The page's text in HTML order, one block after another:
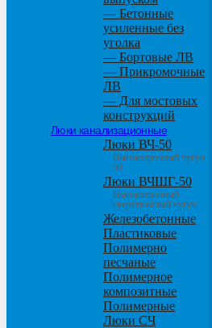
— Бетонные
усиленные без
уголка
— Бортовые ЛВ
— Прикромочные
ЛВ
— Для мостовых
конструкций
Люки канализационные
Люки ВЧ-50
Высокопрочный чугун
50
Люки ВЧШГ-50
Высокопрочный
сверхтяжелый чугун
Железобетонные
Пластиковые
Полимерно
песчаные
Полимерное
композитные
Полимерные
Люки СЧ